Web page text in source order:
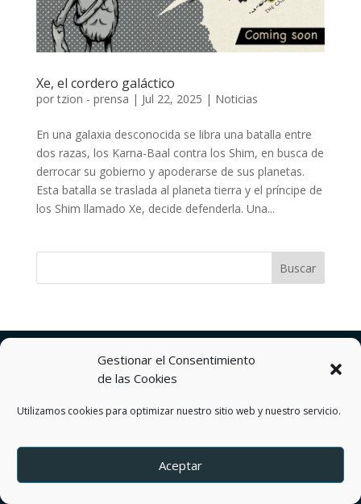
Gestionar el Consentimiento
de las Cookies
Utilizamos cookies para optimizar nuestro sitio web y nuestro servicio.
Aceptar
Xe, el cordero galáctico
portzion - prensa | Jul 22, 2025 | Noticias
En una galaxia desconocida se libra una batalla entre
dos razas, los Karna-Baal contra los Shim, en busca de
derrocar su gobierno y apoderarse de sus planetas.
Esta batalla se traslada al planeta tierra y el príncipe de
los Shim llamado Xe, decide defenderla. Una...
Política de privacidad
Términos y Condiciones del servicio
by DEREJ TZION S.A.S.